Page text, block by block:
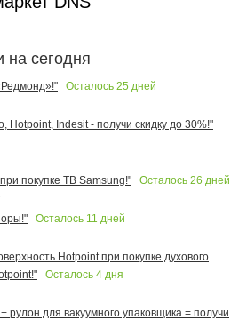
на сегодня
Осталось 25 дней
Hotpoint, Indesit - получи скидку до 30%!"
покупке ТВ Samsung!"
Осталось 26 дней
Осталось 11 дней
Hotpoint при покупке духового
Осталось 4 дня
рулон для вакуумного упаковщика = получи